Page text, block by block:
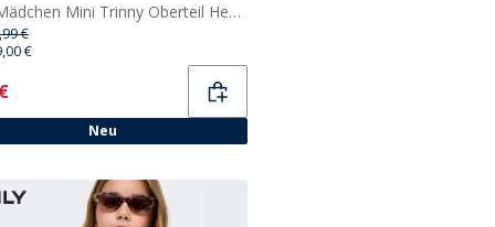
Only Mädchen Mini Trinny Oberteil Heather Rose
€
€
Neu